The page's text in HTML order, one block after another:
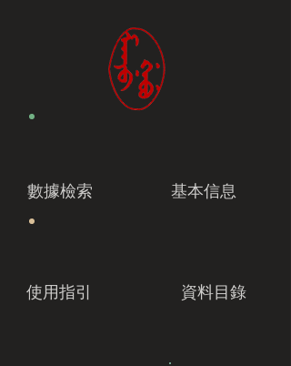
數據檢索 基本信息
使用指引 資料目錄